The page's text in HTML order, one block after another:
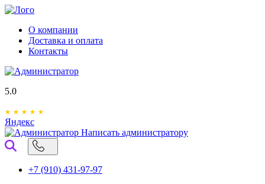
О компании
Доставка и оплата
Контакты
5.0
Яндекс
Написать администратору
+7 (910) 431-97-97